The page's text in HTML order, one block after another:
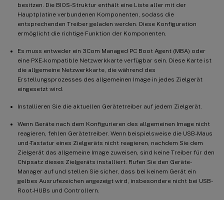
besitzen. Die BIOS-Struktur enthält eine Liste aller mit der
Hauptplatine verbundenen Komponenten, sodass die
entsprechenden Treiber geladen werden. Diese Konfiguration
ermöglicht die richtige Funktion der Komponenten.
Es muss entweder ein 3Com Managed PC Boot Agent (MBA) oder
eine PXE-kompatible Netzwerkkarte verfügbar sein. Diese Karte ist
die allgemeine Netzwerkkarte, die während des
Erstellungsprozesses des allgemeinen Image in jedes Zielgerät
eingesetzt wird.
Installieren Sie die aktuellen Gerätetreiber auf jedem Zielgerät.
Wenn Geräte nach dem Konfigurieren des allgemeinen Image nicht
reagieren, fehlen Gerätetreiber. Wenn beispielsweise die USB-Maus
und -Tastatur eines Zielgeräts nicht reagieren, nachdem Sie dem
Zielgerät das allgemeine Image zuweisen, sind keine Treiber für den
Chipsatz dieses Zielgeräts installiert. Rufen Sie den Geräte-
Manager auf und stellen Sie sicher, dass bei keinem Gerät ein
gelbes Ausrufezeichen angezeigt wird, insbesondere nicht bei USB-
Root-HUBs und Controllern.